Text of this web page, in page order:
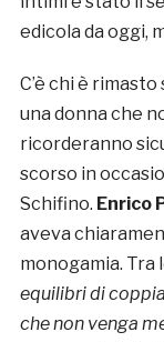
edicola da oggi,
C’è chi è
una donna che
ricorderanno
scorso in
Schifino. Enrico
aveva
monogamia. Tra
equilibri di
che non venga